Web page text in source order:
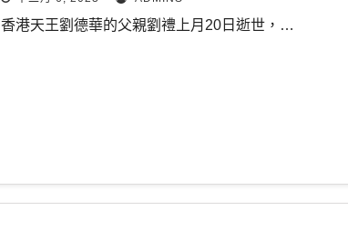
香港天王劉德華的父親劉禮上月20日逝世，…